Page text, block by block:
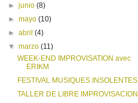
►junio(8)
►mayo(10)
►abril(4)
▼marzo(11)
WEEK-END IMPROVISATION avec
ERIKM
FESTIVAL MUSIQUES INSOLENTES
TALLER DE LIBRE IMPROVISACION